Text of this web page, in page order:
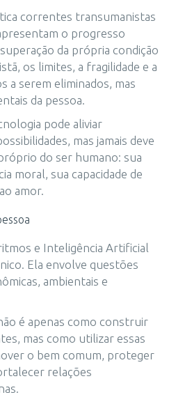
correntes transumanistas
o progresso
da própria condição
os limites, a fragilidade e a
a serem eliminados, mas
da pessoa.
pode aliviar
mas jamais deve
do ser humano: sua
moral, sua capacidade de
amor.
e Inteligência Artificial
Ela envolve questões
ambientais e
é apenas como construir
mas como utilizar essas
o bem comum, proteger
relações